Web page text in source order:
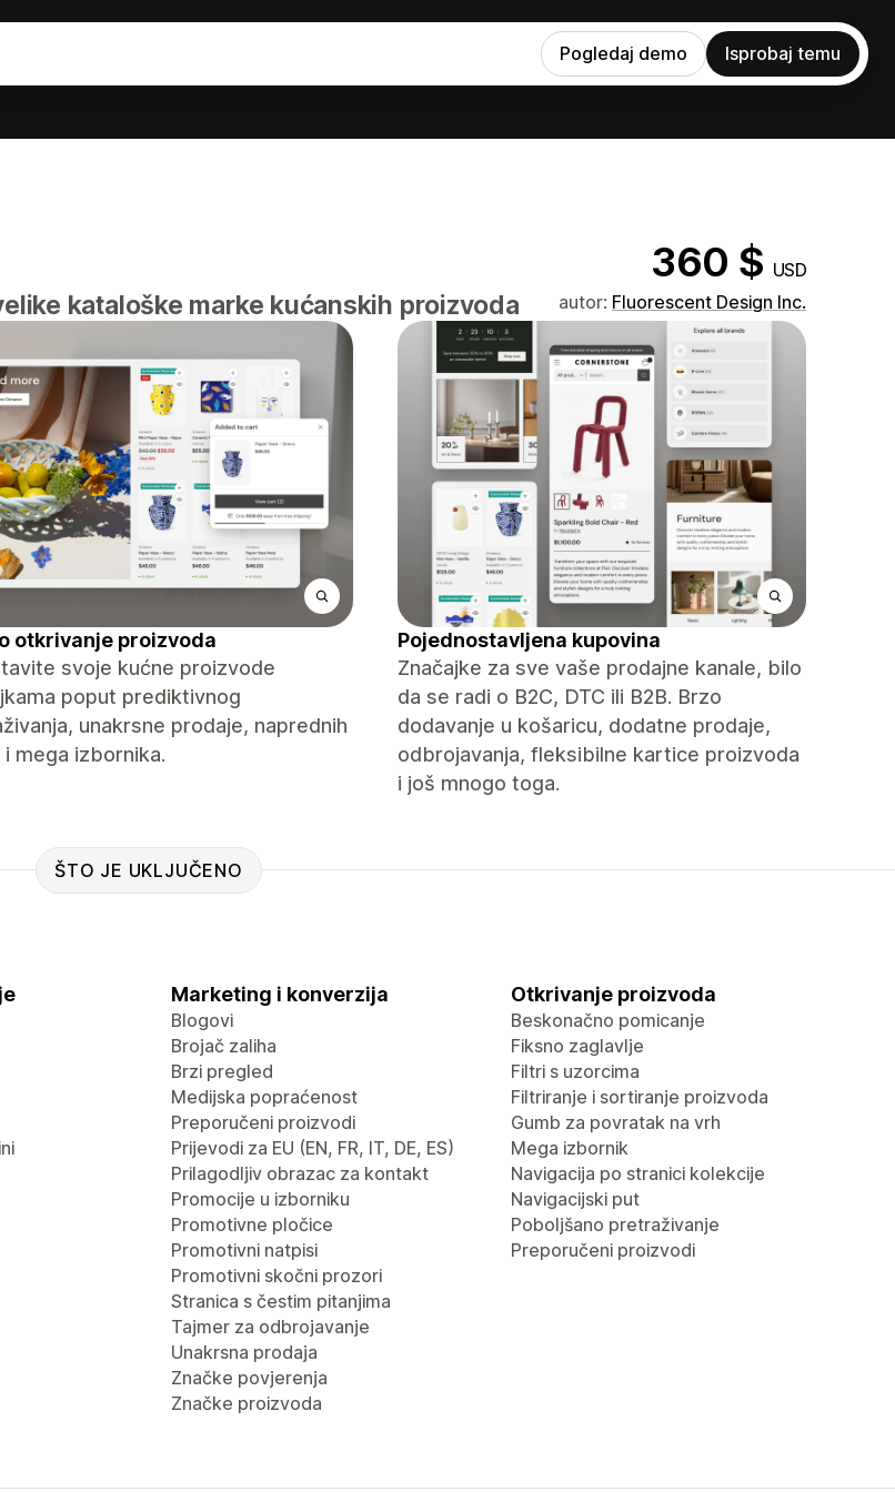
Pogledaj demo Isprobaj temu
360 $ USD
kataloške marke kućanskih proizvoda autor: Fluorescent Design Inc.
otkrivanje proizvoda
svoje kućne proizvode
poput prediktivnog
unakrsne prodaje, naprednih
mega izbornika.
Pojednostavljena kupovina
Značajke za sve vaše prodajne kanale, bilo
da se radi o B2C, DTC ili B2B. Brzo
dodavanje u košaricu, dodatne prodaje,
odbrojavanja, fleksibilne kartice proizvoda
i još mnogo toga.
ŠTO JE UKLJUČENO
Marketing i konverzija
Blogovi
Brojač zaliha
Brzi pregled
Medijska popraćenost
Preporučeni proizvodi
Prijevodi za EU (EN, FR, IT, DE, ES)
Prilagodljiv obrazac za kontakt
Promocije u izborniku
Promotivne pločice
Promotivni natpisi
Promotivni skočni prozori
Stranica s čestim pitanjima
Tajmer za odbrojavanje
Unakrsna prodaja
Značke povjerenja
Značke proizvoda
Otkrivanje proizvoda
Beskonačno pomicanje
Fiksno zaglavlje
Filtri s uzorcima
Filtriranje i sortiranje proizvoda
Gumb za povratak na vrh
Mega izbornik
Navigacija po stranici kolekcije
Navigacijski put
Poboljšano pretraživanje
Preporučeni proizvodi